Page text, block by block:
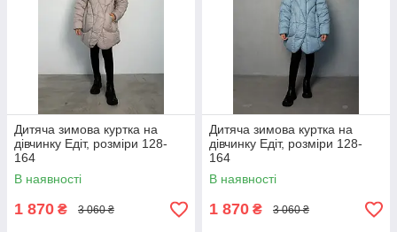
Дитяча зимова куртка на
дівчинку Едіт, розміри 128-
164
В наявності
1 870 ₴ 3 060 ₴
Дитяча зимова куртка на
дівчинку Едіт, розміри 128-
164
В наявності
1 870 ₴ 3 060 ₴